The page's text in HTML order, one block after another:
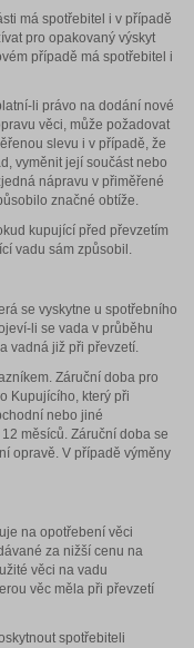
má spotřebitel i v případě
pro opakovaný výskyt
případě má spotřebitel i
li právo na dodání nové
věci, může požadovat
slevu i v případě, že
vyměnit její součást nebo
nápravu v přiměřené
značné obtíže.
kupující před převzetím
vadu sám způsobil.
se vyskytne u spotřebního
li se vada v průběhu
vadná již při převzetí.
Záruční doba pro
Kupujícího, který při
nebo jiné
měsíců. Záruční doba se
opravě. V případě výměny
na opotřebení věci
za nižší cenu na
věci na vadu
věc měla při převzetí
spotřebiteli